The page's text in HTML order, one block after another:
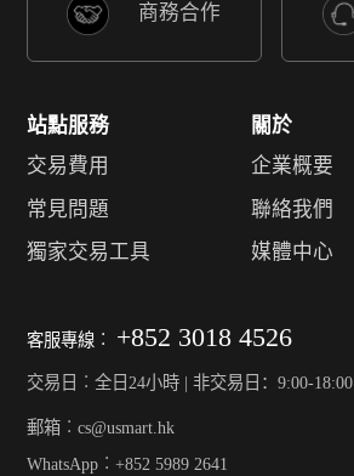
商務合作
站點服務
交易費用
常見問題
獨家交易工具
關於
企業概要
聯絡我們
媒體中心
客服專線︰ +852 3018 4526
交易日︰全日24小時 | 非交易日：9:00-18:00
郵箱︰cs@usmart.hk
WhatsApp︰+852 5989 2641